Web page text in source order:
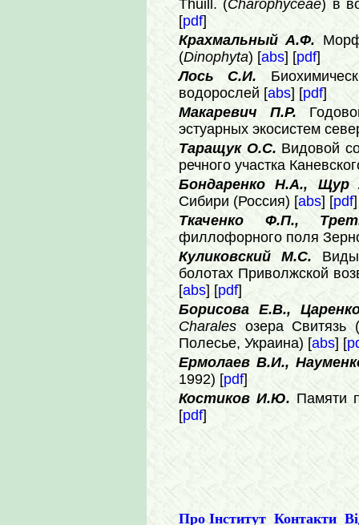
Thuill. (Charophyceae) в
[pdf]
Крахмальный А.Ф.
(Dinophyta) [abs] [pdf]
Лось С.И.
водорослей [abs] [pdf]
Макаревич П.Р.
эстуарных экосистем
Таращук О.С. Видовой
речного участка
Бондаренко Н.А.,
Сибири (Россия) [abs] [pdf]
Ткаченко Ф.П.,
филлофорного поля
Куликовский М.С.
болотах Приволжской
[abs] [pdf]
Борисова Е.В.,
Charales озера Свитязь
Полесье, Украина) [abs] [
Ермолаев В.И.,
1992) [pdf]
Костиков И.Ю. Памяти
[pdf]
Про Інститут Контакти